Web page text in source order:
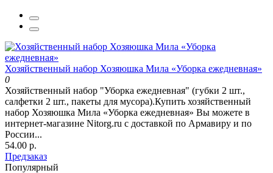
Хозяйственный набор Хозяюшка Мила «Уборка ежедневная»
0
Хозяйственный набор "Уборка ежедневная" (губки 2 шт.,
салфетки 2 шт., пакеты для мусора).Купить хозяйственный
набор Хозяюшка Мила «Уборка ежедневная» Вы можете в
интернет-магазине Nitorg.ru с доставкой по Армавиру и по
России...
54.00 р.
Предзаказ
Популярный